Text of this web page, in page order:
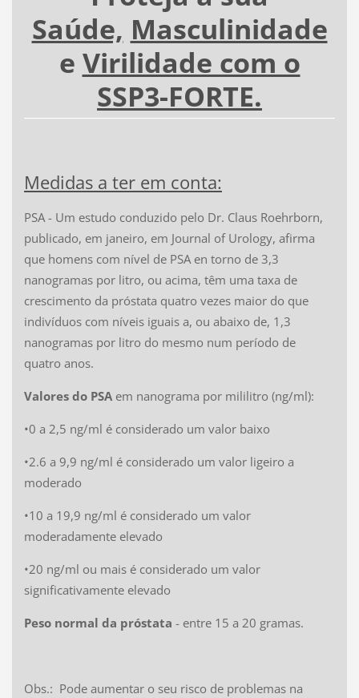
Saúde, Masculinidade
e Virilidade com o
SSP3-FORTE.
Medidas a ter em conta:
PSA - Um estudo conduzido pelo Dr. Claus Roehrborn,
publicado, em janeiro, em Journal of Urology, afirma
que homens com nível de PSA en torno de 3,3
nanogramas por litro, ou acima, têm uma taxa de
crescimento da próstata quatro vezes maior do que
indivíduos com níveis iguais a, ou abaixo de, 1,3
nanogramas por litro do mesmo num período de
quatro anos.
Valores do PSA em nanograma por mililitro (ng/ml):
•0 a 2,5 ng/ml é considerado um valor baixo
•2.6 a 9,9 ng/ml é considerado um valor ligeiro a
moderado
•10 a 19,9 ng/ml é considerado um valor
moderadamente elevado
•20 ng/ml ou mais é considerado um valor
significativamente elevado
Peso normal da próstata - entre 15 a 20 gramas.
Obs.: Pode aumentar o seu risco de problemas na